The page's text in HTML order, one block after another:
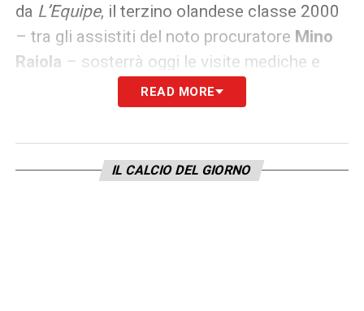
da L’Equipe, il terzino olandese classe 2000
– tra gli assistiti del noto procuratore Mino
Raiola – sosterrà oggi le visite mediche e
firmerà il nuovo contratto con il club tedesco
LA PLAYLIST DELLE NOSTRE TOP NEWS
READ MORE
IL CALCIO DEL GIORNO